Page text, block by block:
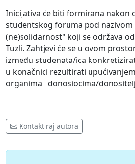
Inicijativa će biti formirana nakon
studentskog foruma pod nazivom
(ne)solidarnost" koji se održava
Tuzli. Zahtjevi će se u ovom
između studenata/ica
u konačnici rezultirati
organima i donosiocima/
Kontaktiraj autora